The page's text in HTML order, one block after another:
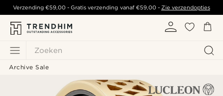
Zoeken
Verzending€59,00 - Gratis verzending vanaf €59,00- Zie verzendopties
Archive Sale